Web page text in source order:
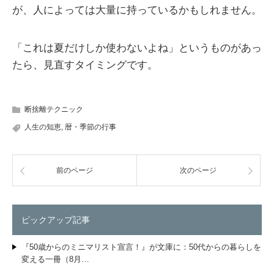
が、人によっては大量に持っているかもしれません。
「これは夏だけしか使わないよね」というものがあっ
たら、見直すタイミングです。
断捨離テクニック
人生の知恵, 暦・季節の行事
前のページ 次のページ
ピックアップ記事
『50歳からのミニマリスト宣言！』が文庫に：50代からの暮らしを
変える一冊（8月…